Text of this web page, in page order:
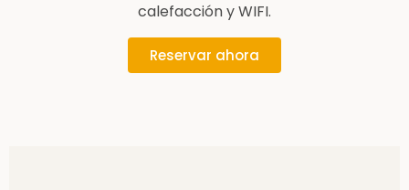
calefacción y WIFI.
Reservar ahora